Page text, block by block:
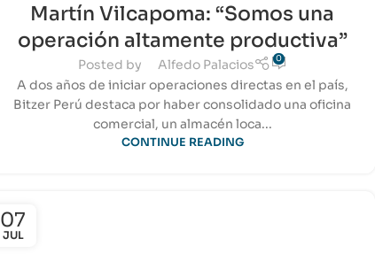
Martín Vilcapoma: “Somos una
operación altamente productiva”
Posted by Alfedo Palacios 0
A dos años de iniciar operaciones directas en el país,
Bitzer Perú destaca por haber consolidado una oficina
comercial, un almacén loca...
CONTINUE READING
07
JUL